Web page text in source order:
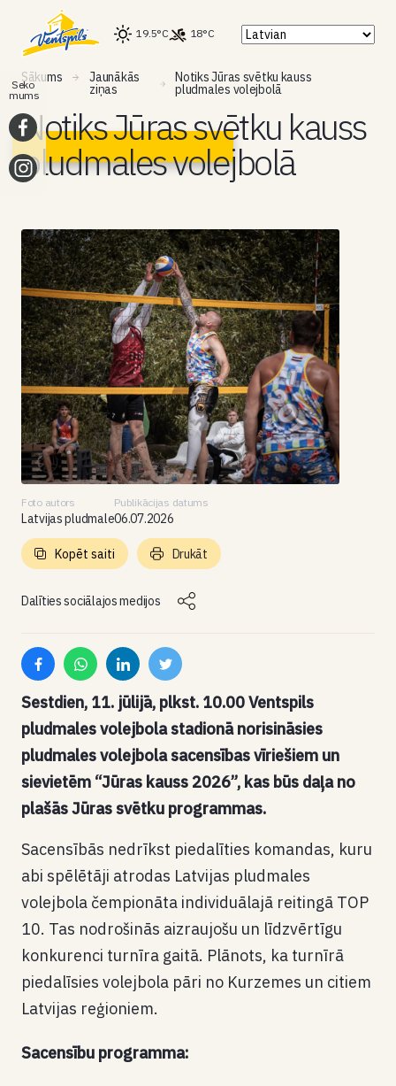
19.5°C 18°C
Sākums Jaunākās
ziņas
Notiks Jūras svētku kauss
pludmales volejbolā
Notiks Jūras svētku kauss
pludmales volejbolā
Foto autors
Latvijas pludmale
Publikācijas datums
06.07.2026
Dalīties sociālajos medijos
Kopēt saiti Drukāt
Sestdien, 11. jūlijā, plkst. 10.00 Ventspils
pludmales volejbola stadionā norisināsies
pludmales volejbola sacensības vīriešiem un
sievietēm “Jūras kauss 2026”, kas būs daļa no
plašās Jūras svētku programmas.
Sacensībās nedrīkst piedalīties komandas, kuru
abi spēlētāji atrodas Latvijas pludmales
volejbola čempionāta individuālajā reitingā TOP
10. Tas nodrošinās aizraujošu un līdzvērtīgu
konkurenci turnīra gaitā. Plānots, ka turnīrā
piedalīsies volejbola pāri no Kurzemes un citiem
Latvijas reģioniem.
Sacensību programma:
Seko
mums